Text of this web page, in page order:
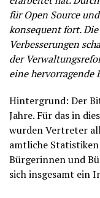
für Open Source
konsequent fort.
Verbesserungen
der
eine
Hintergrund: Der
Jahre. Für das in
wurden Vertreter
amtliche
Bürgerinnen und
sich insgesamt ein